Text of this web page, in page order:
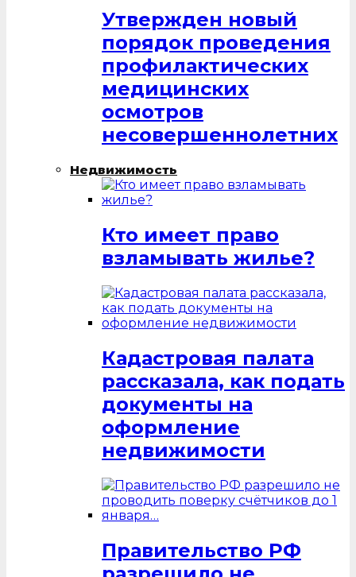
Утвержден новый
порядок проведения
профилактических
медицинских
осмотров
несовершеннолетних
Недвижимость
Кто имеет право
взламывать жилье?
Кадастровая палата
рассказала, как подать
документы на
оформление
недвижимости
Правительство РФ